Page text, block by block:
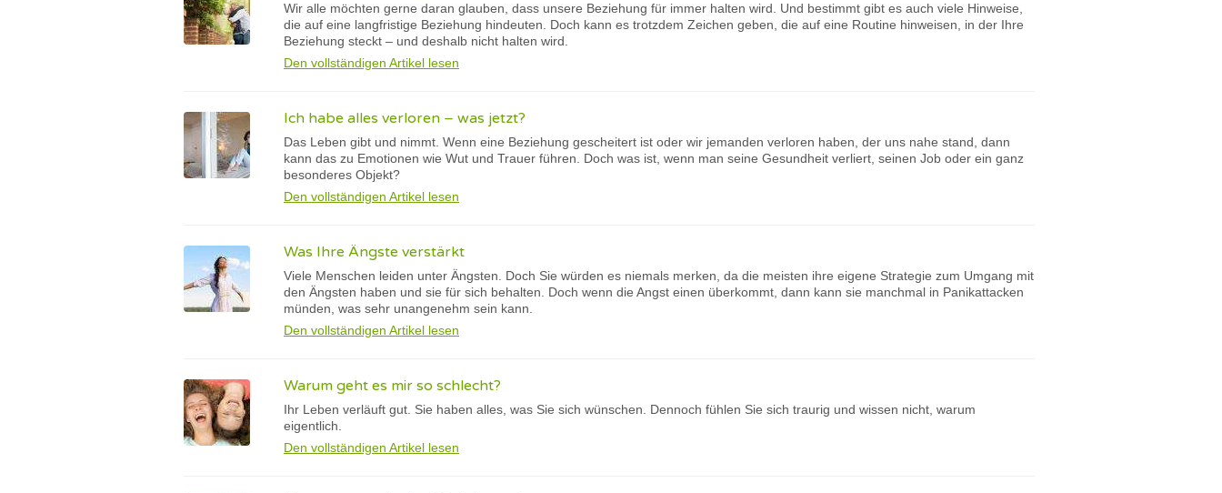
Wir alle möchten gerne daran glauben, dass unsere Beziehung für immer halten wird. Und bestimmt gibt es auch viele Hinweise,
die auf eine langfristige Beziehung hindeuten. Doch kann es trotzdem Zeichen geben, die auf eine Routine hinweisen, in der Ihre
Beziehung steckt – und deshalb nicht halten wird.
Den vollständigen Artikel lesen
Ich habe alles verloren – was jetzt?
Das Leben gibt und nimmt. Wenn eine Beziehung gescheitert ist oder wir jemanden verloren haben, der uns nahe stand, dann
kann das zu Emotionen wie Wut und Trauer führen. Doch was ist, wenn man seine Gesundheit verliert, seinen Job oder ein ganz
besonderes Objekt?
Den vollständigen Artikel lesen
Was Ihre Ängste verstärkt
Viele Menschen leiden unter Ängsten. Doch Sie würden es niemals merken, da die meisten ihre eigene Strategie zum Umgang mit
den Ängsten haben und sie für sich behalten. Doch wenn die Angst einen überkommt, dann kann sie manchmal in Panikattacken
münden, was sehr unangenehm sein kann.
Den vollständigen Artikel lesen
Warum geht es mir so schlecht?
Ihr Leben verläuft gut. Sie haben alles, was Sie sich wünschen. Dennoch fühlen Sie sich traurig und wissen nicht, warum
eigentlich.
Den vollständigen Artikel lesen